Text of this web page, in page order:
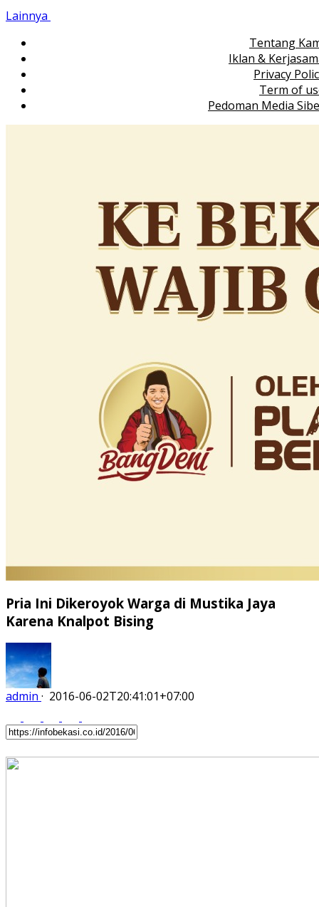
Lainnya
Tentang
Iklan &
Privacy
Term of
Pedoman Media
Pria Ini Dikeroyok Warga di Mustika Jaya
Karena Knalpot Bising
admin · 2016-06-02T20:41:01+07:00